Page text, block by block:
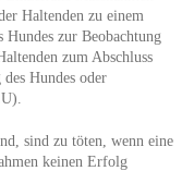
Haltenden zu einem
zur Beobachtung
zum Abschluss
Hundes oder
sind zu töten, wenn eine
keinen Erfolg